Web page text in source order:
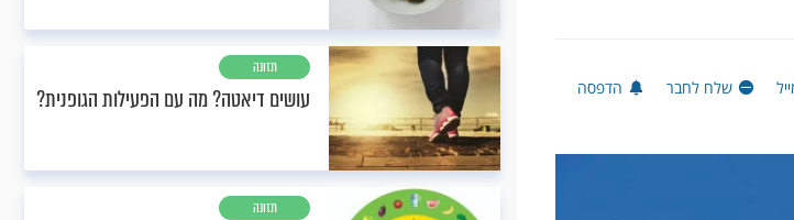
שלח לחבר הדפסה
תזונה
עושים דיאטה? מה עם הפעילות הגופנית?
תזונה